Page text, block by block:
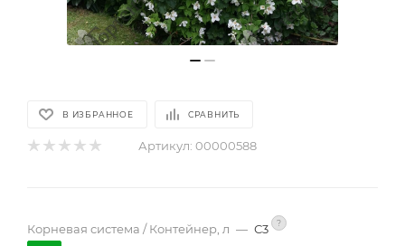
В ИЗБРАННОЕ СРАВНИТЬ
Артикул: 00000588
Корневая система / Контейнер, л — С3 ?